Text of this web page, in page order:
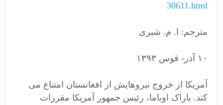
30611.html
مترجم: ا. م. شیری
۱۰ آذر- قوس ۱۳۹۳
آمریکا از خروج نیروهایش از افغانستان امتناع می
کند. باراک اوباما، رئیس جمهور آمریکا مقررات